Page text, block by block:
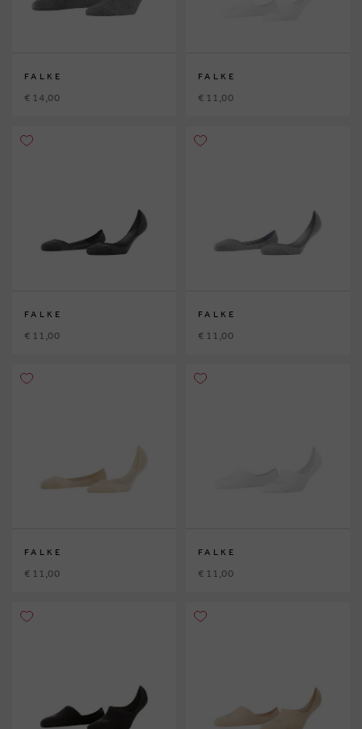
FALKE
€ 14,00
FALKE
€ 11,00
FALKE
€ 11,00
FALKE
€ 11,00
FALKE
€ 11,00
FALKE
€ 11,00